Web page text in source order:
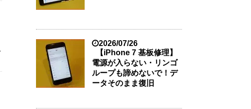
2026/07/26
【iPhone 7 基板修理】
電源が入らない・リンゴ
ループも諦めないで！デ
ータそのまま復旧